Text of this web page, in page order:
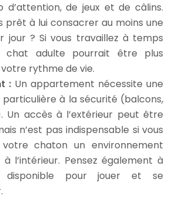
d’attention, de jeux et de câlins.
prêt à lui consacrer au moins une
jour ? Si vous travaillez à temps
chat adulte pourrait être plus
rythme de vie.
: Un appartement nécessite une
à la sécurité (balcons,
Un accès à l’extérieur peut être
n’est pas indispensable si vous
chaton un environnement
l’intérieur. Pensez également à
disponible pour jouer et se